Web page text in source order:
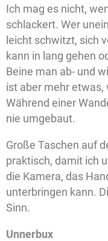
Ich mag es nicht,
schlackert. Wer
leicht schwitzt, sich
kann in lang gehen
Beine man ab- und
ist aber mehr etwas,
Während einer
nie umgebaut.
Große Taschen auf
praktisch, damit ich
die Kamera, das
unterbringen kann.
Sinn.
Unnerbux